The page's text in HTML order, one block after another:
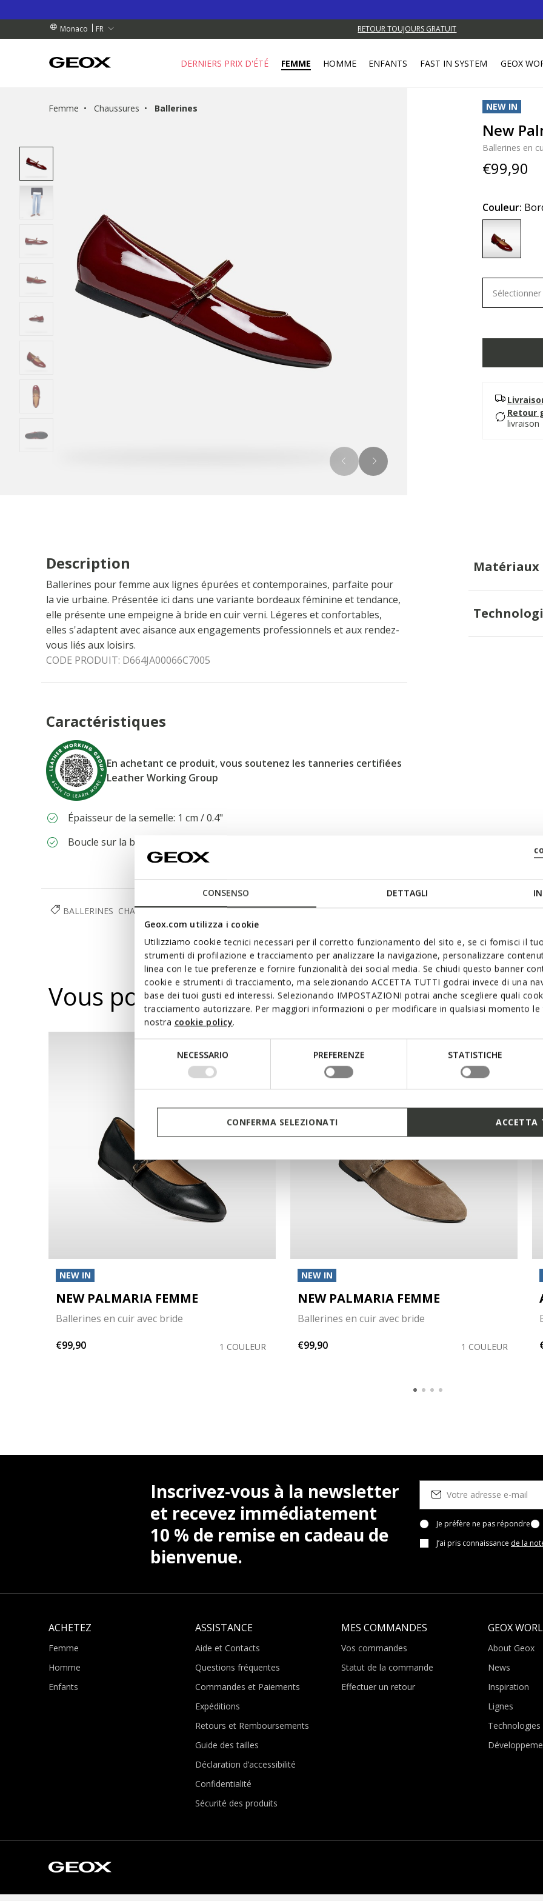
CONSENSO DETTAGLI
Geox.com utilizza i cookie
Utilizziamo cookie tecnici necessari per il corretto funzionamento del sito e, se ci fornisci il
strumenti di profilazione e tracciamento per analizzare la navigazione, personalizzare
linea con le tue preferenze e fornire funzionalità dei social media. Se chiudi questo banner
cookie e strumenti di tracciamento, ma selezionando ACCETTA TUTTI godrai invece di una
base dei tuoi gusti ed interessi. Selezionando IMPOSTAZIONI potrai anche scegliere quali
tracciamento autorizzare. Per maggiori informazioni o per modificare in qualsiasi momento
nostra cookie policy.
NECESSARIO PREFERENZE STATISTICHE
CONFERMA SELEZIONATI ACCETTA
Monaco FR
DE PLUS DE 90.00 € RETOUR TOUJOURS GRATUIT
DE PLUS DE 90.00 €
DERNIERS PRIX D'ÉTÉ FEMME HOMME ENFANTS FAST IN SYSTEM GEOX
Femme Chaussures Ballerines NEW IN
New
Ballerines en
€99,90
Couleur:
Retour
livraison
Description
Ballerines pour femme aux lignes épurées et contemporaines, parfaite pour
la vie urbaine. Présentée ici dans une variante bordeaux féminine et tendance,
elle présente une empeigne à bride en cuir verni. Légeres et confortables,
elles s'adaptent avec aisance aux engagements professionnels et aux rendez-
vous liés aux loisirs.
CODE PRODUIT: D664JA00066C7005
Caractéristiques
En achetant ce produit, vous soutenez les tanneries certifiées
Leather Working Group
Épaisseur de la semelle: 1 cm / 0.4"
Boucle sur la bride pour ajuster le chaussant
Matériaux
BALLERINES CHAUSSURES FEMME
Vous pourriez aussi aimer
NEW IN
NEW PALMARIA FEMME
Ballerines en cuir avec bride
€99,90
1 COULEUR
NEW IN
NEW PALMARIA FEMME
Ballerines en cuir avec bride
€99,90
1 COULEUR
Inscrivez-vous à la newsletter
et recevez immédiatement
10 % de remise en cadeau de
bienvenue.
Je préfère ne pas répondre
J’ai pris connaissance de la
ACHETEZ
Femme
Homme
Enfants
ASSISTANCE
Aide et Contacts
Questions fréquentes
Commandes et Paiements
Expéditions
Retours et Remboursements
Guide des tailles
Déclaration d’accessibilité
Confidentialité
Sécurité des produits
MES COMMANDES
Vos commandes
Statut de la commande
Effectuer un retour
GEOX
About Geox
News
Inspiration
Lignes
Technologies